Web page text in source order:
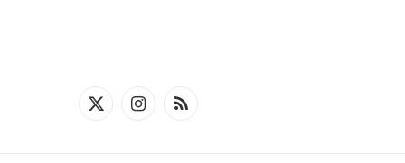
X
InstagramRSS